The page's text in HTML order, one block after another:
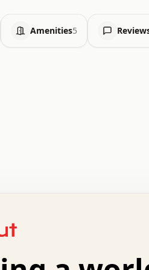
Amenities5
.   .   .   .   .   :   .
.   .   .   .   .   x   .
.   .   .   .   .   .   +